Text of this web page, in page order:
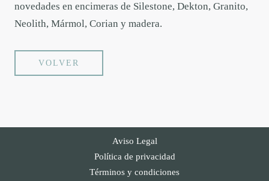
novedades en encimeras de Silestone, Dekton, Granito,
Neolith, Mármol, Corian y madera.
VOLVER
Aviso Legal
Política de privacidad
Términos y condiciones